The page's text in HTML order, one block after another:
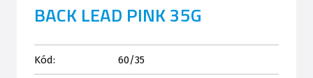
BACK LEAD PINK 35G
Kód: 60/35